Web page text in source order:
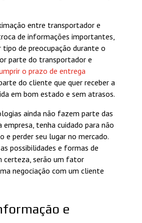
entre transportador e
de informações importantes,
de preocupação durante o
parte do transportador e
o prazo de entrega
do cliente que quer receber a
em bom estado e sem atrasos.
ainda não fazem parte das
tenha cuidado para não
e perder seu lugar no mercado.
possibilidades e formas de
certeza, serão um fator
negociação com um cliente
e